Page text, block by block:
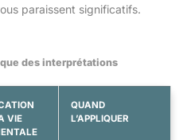
paraissent significatifs.
des interprétations
VIE
QUAND
L’APPLIQUER